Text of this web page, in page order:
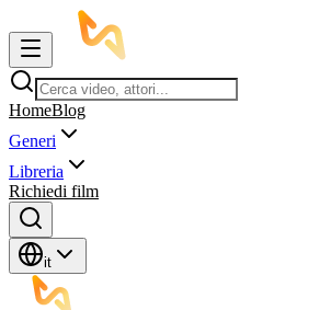
HomeBlog
Generi
Libreria
Richiedi film
it